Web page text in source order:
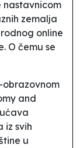
nastavnicom
zemalja
online
O čemu se
obrazovnom
and
iz svih
u